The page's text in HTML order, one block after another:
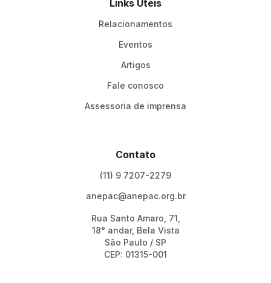
Links Úteis
Relacionamentos
Eventos
Artigos
Fale conosco
Assessoria de imprensa
Contato
(11) 9 7207-2279
anepac@anepac.org.br
Rua Santo Amaro, 71,
18° andar, Bela Vista
São Paulo / SP
CEP: 01315-001